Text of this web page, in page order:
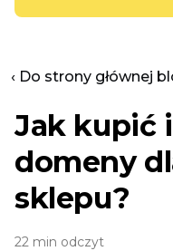
‹ Do strony głównej
Jak kupić
domeny
sklepu?
22 min odczyt